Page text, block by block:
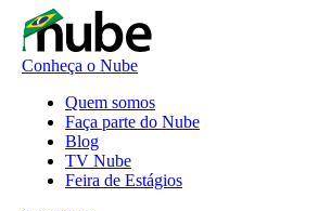
Conheça o Nube
Quem somos
Faça parte do Nube
Blog
TV Nube
Feira de Estágios